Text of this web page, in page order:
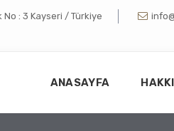
: 3 Kayseri / Türkiye
ANASAYFA